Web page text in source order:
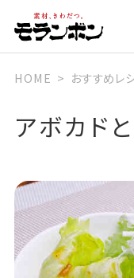
HOME おすすめレ
アボカド